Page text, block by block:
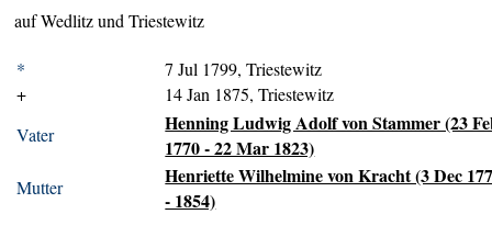
auf Wedlitz und Triestewitz
*
7 Jul 1799, Triestewitz
+
14 Jan 1875, Triestewitz
Vater
Henning Ludwig Adolf von Stammer (23
1770 - 22 Mar 1823)
Mutter
Henriette Wilhelmine von Kracht (3 Dec
- 1854)